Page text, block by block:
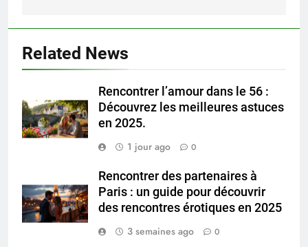
Related News
Rencontrer l’amour dans le 56 :
Découvrez les meilleures astuces
en 2025.
1 jour ago
0
Rencontrer des partenaires à
Paris : un guide pour découvrir
des rencontres érotiques en 2025
3 semaines ago
0